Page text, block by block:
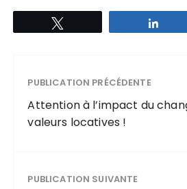
PUBLICATION PRÉCÉDENTE
Attention à l’impact du
valeurs locatives !
PUBLICATION SUIVANTE